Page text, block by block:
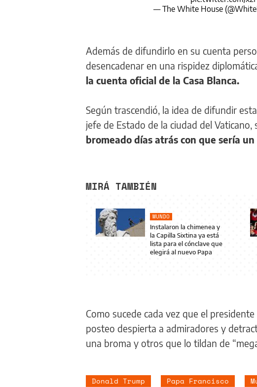
— The White House
Además de difundirlo en su cuenta
desencadenar en una rispidez
la cuenta oficial de la Casa Blanca.
Según trascendió, la idea de difundir
jefe de Estado de la ciudad del
bromeado días atrás con que sería
MIRÁ TAMBIÉN
MUNDO
Instalaron la chimenea y
la Capilla Sixtina ya está
lista para el cónclave que
elegirá al nuevo Papa
Como sucede cada vez que el
posteo despierta a admiradores y
una broma y otros que lo tildan de
Donald Trump Papa Francisco